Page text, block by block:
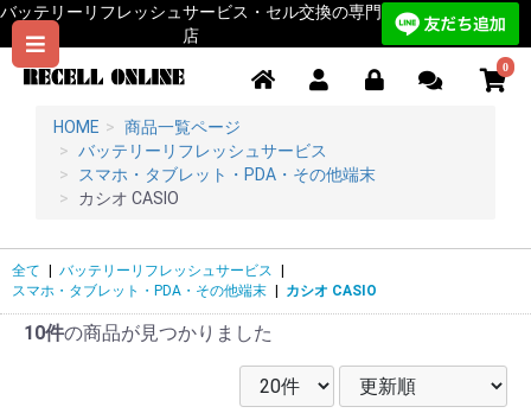
バッテリーリフレッシュサービス・セル交換の専門
店
0
HOME
商品一覧ページ
バッテリーリフレッシュサービス
スマホ・タブレット・PDA・その他端末
カシオ CASIO
全て バッテリーリフレッシュサービス
スマホ・タブレット・PDA・その他端末
カシオ CASIO
10件の商品が見つかりました